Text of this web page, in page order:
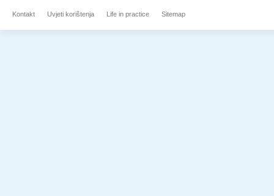
Kontakt Uvjeti korištenja Life in practice Sitemap